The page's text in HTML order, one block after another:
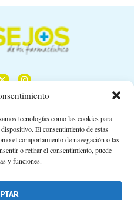
tecnologías como las cookies para
El consentimiento de estas
el comportamiento de navegación o las
o retirar el consentimiento, puede
y funciones.
11,